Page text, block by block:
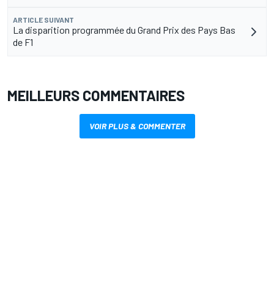
ARTICLE SUIVANT
La disparition programmée du Grand Prix des Pays Bas
de F1
MEILLEURS COMMENTAIRES
VOIR PLUS & COMMENTER